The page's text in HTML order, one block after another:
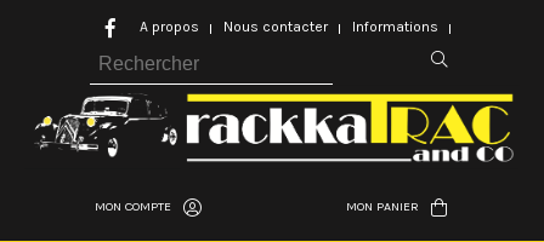
MON COMPTE MON PANIER
A propos Nous contacter Informations